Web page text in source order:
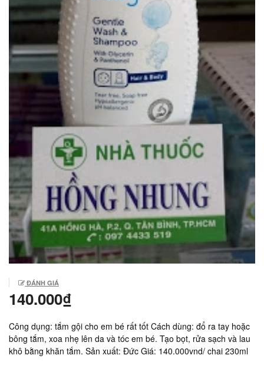
ĐÁNH GIÁ
140.000₫
Công dụng: tắm gội cho em bé rất tốt Cách dùng: đổ ra tay hoặc
bông tắm, xoa nhẹ lên da và tóc em bé. Tạo bọt, rửa sạch và lau
khô bằng khăn tắm. Sản xuất: Đức Giá: 140.000vnd/ chai 230ml